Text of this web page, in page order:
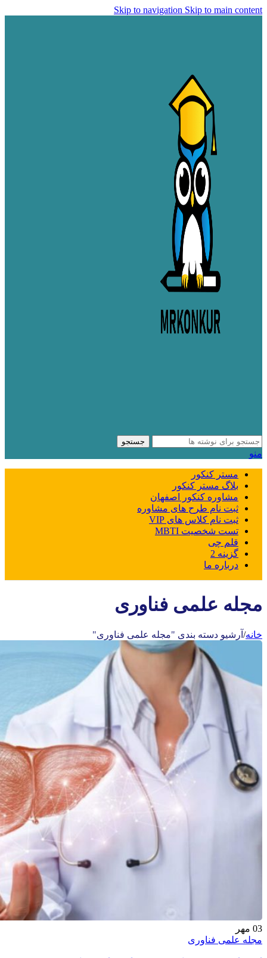
Skip to navigation Skip to main content
جستجو
منو
مستر کنکور
بلاگ مستر کنکور
مشاوره کنکور اصفهان
ثبت نام طرح های مشاوره
ثبت نام کلاس های VIP
تست شخصیت MBTI
قلم چی
گزینه 2
درباره ما
مجله علمی فناوری
خانه/ آرشیو دسته بندی "مجله علمی فناوری"
03 مهر
مجله علمی فناوری